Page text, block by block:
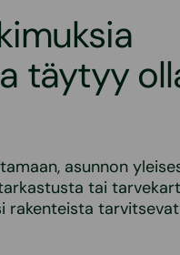
täytyy
asunnon
tai
rakenteista